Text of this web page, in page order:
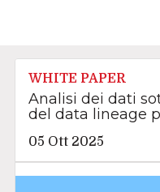
WHITE PAPER
Analisi dei dati
del data lineage
05 Ott 2025